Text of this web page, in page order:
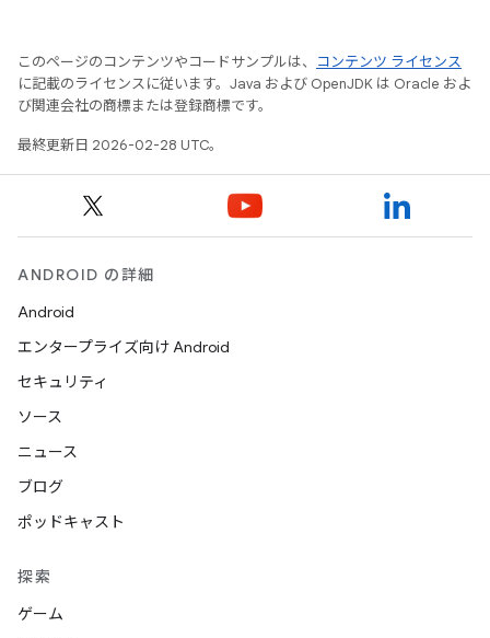
このページのコンテンツやコードサンプルは、
コンテンツ ライセンス
に記載のライセンスに従います。Java および OpenJDK は Oracle およ
び関連会社の商標または登録商標です。
最終更新日 2026-02-28 UTC。
ANDROID の詳細
Android
エンタープライズ向け Android
セキュリティ
ソース
ニュース
ブログ
ポッドキャスト
探索
ゲーム